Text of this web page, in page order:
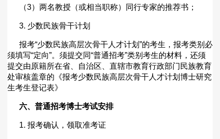
（3）两名教授（或相当职称）同行专家的推荐书；
3. 少数民族骨干计划
报考“少数民族高层次骨干人才计划 ”的考生，报考类别必
须填写“定向”。须提交同“普通招考”类别考生的材料，还须
提交由原籍所在省、自治区、直辖市教育行政部门民族教育
处审核盖章的《报考少数民族高层次骨干人才计划博士研究
生考生登记表》
六、普通招考博士考试安排
1. 报考确认，领取准考证